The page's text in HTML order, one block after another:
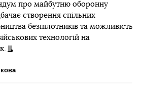
про майбутню оборонну
створення спільних
безпілотників та можливість
технологій на